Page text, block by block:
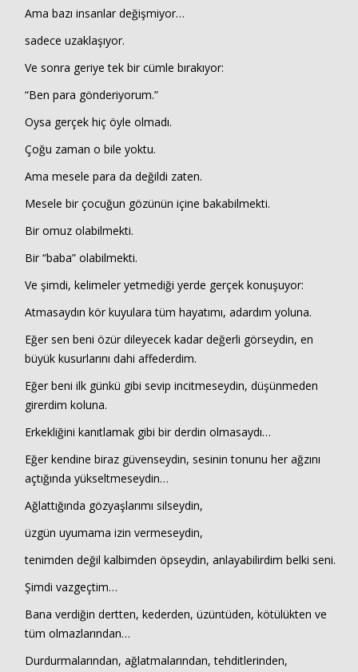
Ama bazı insanlar değişmiyor…
sadece uzaklaşıyor.
Ve sonra geriye tek bir cümle bırakıyor:
“Ben para gönderiyorum.”
Oysa gerçek hiç öyle olmadı.
Çoğu zaman o bile yoktu.
Ama mesele para da değildi zaten.
Mesele bir çocuğun gözünün içine bakabilmekti.
Bir omuz olabilmekti.
Bir “baba” olabilmekti.
Ve şimdi, kelimeler yetmediği yerde gerçek konuşuyor:
Atmasaydın kör kuyulara tüm hayatımı, adardım yoluna.
Eğer sen beni özür dileyecek kadar değerli görseydin, en
büyük kusurlarını dahi affederdim.
Eğer beni ilk günkü gibi sevip incitmeseydin, düşünmeden
girerdim koluna.
Erkekliğini kanıtlamak gibi bir derdin olmasaydı…
Eğer kendine biraz güvenseydin, sesinin tonunu her ağzını
açtığında yükseltmeseydin…
Ağlattığında gözyaşlarımı silseydin,
üzgün uyumama izin vermeseydin,
tenimden değil kalbimden öpseydin, anlayabilirdim belki seni.
Şimdi vazgeçtim…
Bana verdiğin dertten, kederden, üzüntüden, kötülükten ve
tüm olmazlarından…
Durdurmalarından, ağlatmalarından, tehditlerinden,